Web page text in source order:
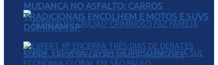
MUDANÇA NO ASFALTO: CARROS
TRADICIONAIS ENCOLHEM E MOTOS E SUVS
DOMINAM SP